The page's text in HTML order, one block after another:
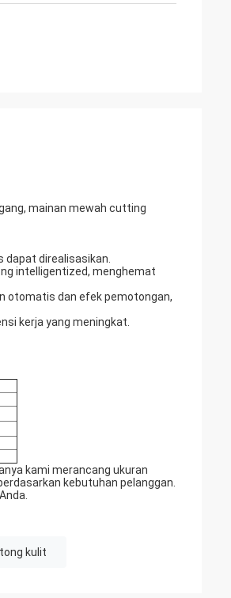
mainan mewah cutting
direalisasikan.
intelligentized, menghemat
otomatis dan efek pemotongan,
kerja yang meningkat.
kami merancang ukuran
kebutuhan pelanggan.
kulit